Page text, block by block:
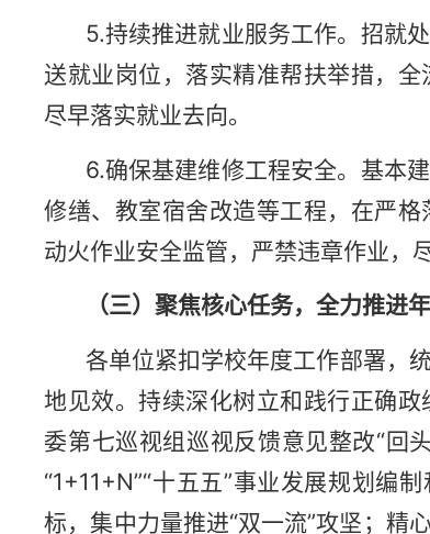
5.持续推进就业服务工作。招就
送就业岗位，落实精准帮扶举措，
尽早落实就业去向。
6.确保基建维修工程安全。基本
修缮、教室宿舍改造等工程，在严
动火作业安全监管，严禁违章作业，
（三）聚焦核心任务， 全力推进
各单位紧扣学校年度工作部署，
地见效。持续深化树立和践行正确
委第七巡视组巡视反馈意见整改“回
“1+11+N”“十五五”事业发展规划编
标，集中力量推进“双一流”攻坚；精